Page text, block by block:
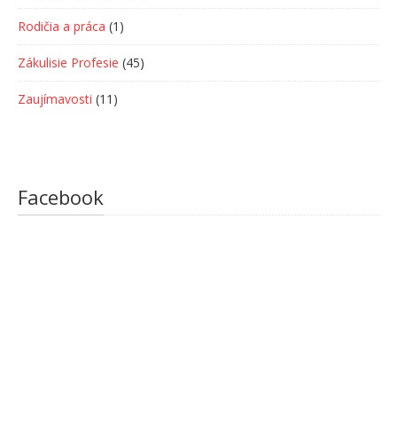
Rodičia a práca (1)
Zákulisie Profesie (45)
Zaujímavosti (11)
Facebook